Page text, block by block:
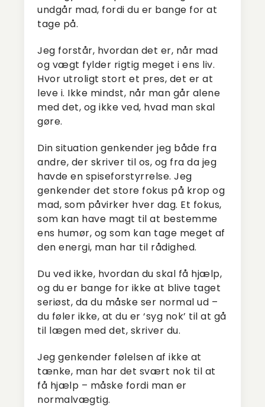
undgår mad, fordi du er bange for at
tage på.
Jeg forstår, hvordan det er, når mad
og vægt fylder rigtig meget i ens liv.
Hvor utroligt stort et pres, det er at
leve i. Ikke mindst, når man går alene
med det, og ikke ved, hvad man skal
gøre.
Din situation genkender jeg både fra
andre, der skriver til os, og fra da jeg
havde en spiseforstyrrelse. Jeg
genkender det store fokus på krop og
mad, som påvirker hver dag. Et fokus,
som kan have magt til at bestemme
ens humør, og som kan tage meget af
den energi, man har til rådighed.
Du ved ikke, hvordan du skal få hjælp,
og du er bange for ikke at blive taget
seriøst, da du måske ser normal ud –
du føler ikke, at du er ‘syg nok’ til at gå
til lægen med det, skriver du.
Jeg genkender følelsen af ikke at
tænke, man har det svært nok til at
få hjælp – måske fordi man er
normalvægtig.